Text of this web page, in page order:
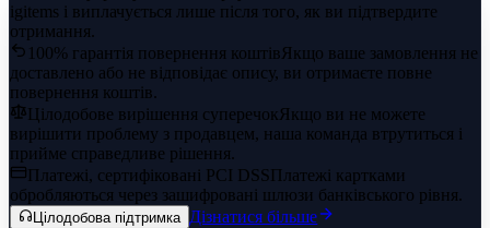
igitems і виплачується лише після того, як ви підтвердите
отримання.
100% гарантія повернення коштівЯкщо ваше замовлення не
доставлено або не відповідає опису, ви отримаєте повне
повернення коштів.
Цілодобове вирішення суперечок Якщо ви не можете
вирішити проблему з продавцем, наша команда втрутиться і
прийме справедливе рішення.
Платежі, сертифіковані PCI DSSПлатежі картками
обробляються через зашифровані шлюзи банківського рівня.
Цілодобова підтримка Дізнатися більше